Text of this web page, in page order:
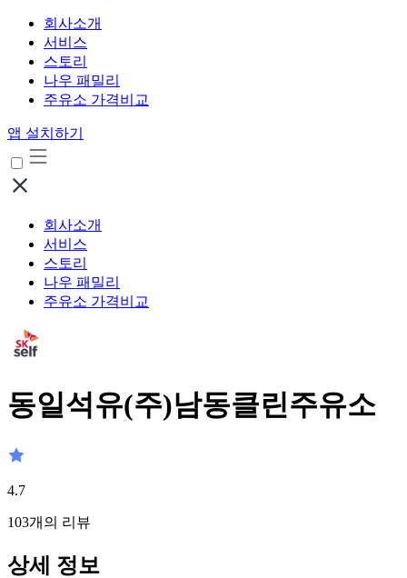
회사소개
서비스
스토리
나우 패밀리
주유소 가격비교
앱 설치하기
회사소개
서비스
스토리
나우 패밀리
주유소 가격비교
동일석유(주)남동클린주유소
4.7
103개의 리뷰
상세 정보